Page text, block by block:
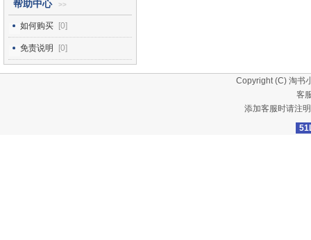
帮助中心 >>
如何购买 [0]
免责说明 [0]
Copyright (C) 淘书
客
添加客服时请注